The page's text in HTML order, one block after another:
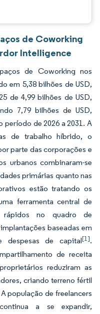
de Coworking
Intelligence
de Coworking nos
em 5,38 bilhões de USD,
de 4,99 bilhões de USD,
7,79 bilhões de USD,
período de 2026 a 2031. A
de trabalho híbrido, o
parte das corporações e
urbanos combinaram-se
primárias quanto nas
estão tratando os
ferramenta central de
no quadro de
baseadas em
despesas de capital[1].
de receita
reduziram as
criando terreno fértil
população de freelancers
a se expandir,